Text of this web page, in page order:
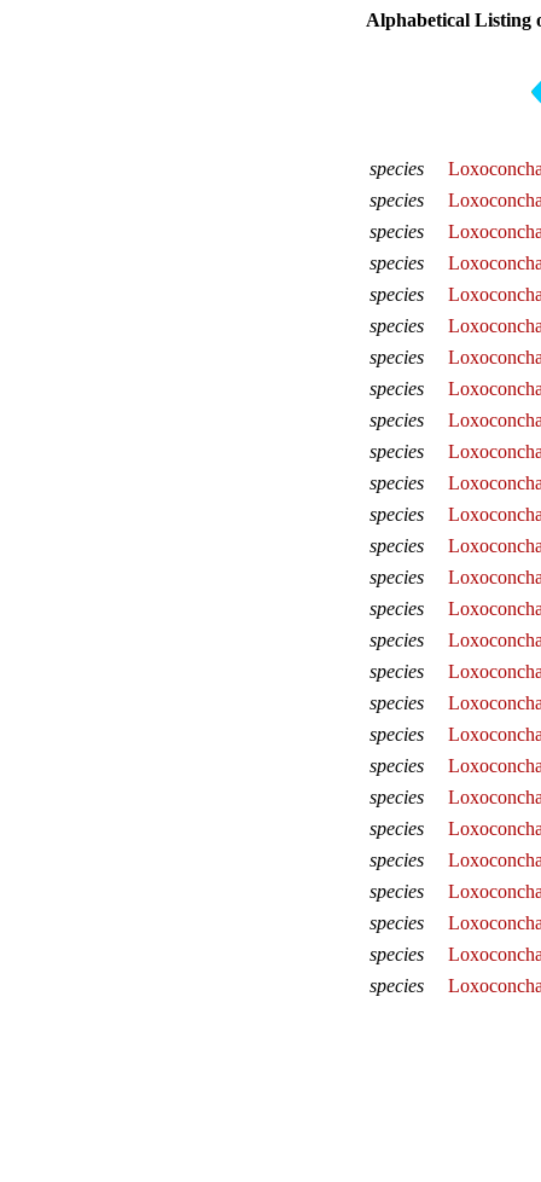
Alphabetical Listing
species
species
species
species
species
species
species
species
species
species
species
species
species
species
species
species
species
species
species
species
species
species
species
species
species
species
species